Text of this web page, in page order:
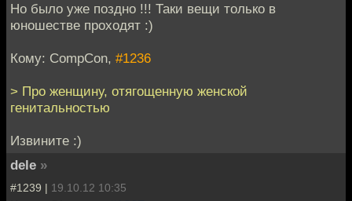
Но было уже поздно !!! Таки вещи только в
юношестве проходят :)
Кому: CompCon, #1236
> Про женщину, отягощенную женской
генитальностью
Извините :)
dele »
#1239 | 19.10.12 10:35